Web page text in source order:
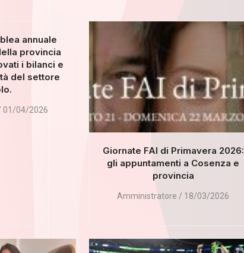
annuale
provincia
i bilanci e
del settore
01/04/2026
Giornate FAI di Primavera 2026:
gli appuntamenti a Cosenza e
provincia
Amministratore 18/03/2026